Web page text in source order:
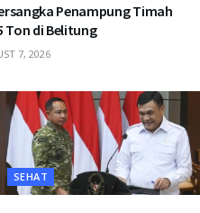
Penampung Timah
Ton di Belitung
7, 2026
SEHAT